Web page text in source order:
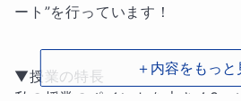
ート”を行っています！
▼授業の特長
私の授業のポイントを大きく3つ
＋内容をもっと